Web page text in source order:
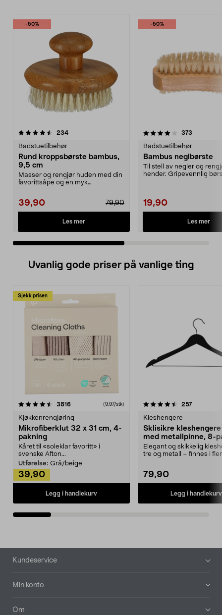
-50%
234anmeldelser
Badstuetilbehør
Rund kroppsbørste bambus,
9,5 cm
Masser og rengjør huden med din
favorittsåpe og en myk
39,90 79,90
Les mer
-50%
4.0 av 5 stjerner 373
Badstuetilbehør
Bambus neglbørste
Til stell av negler og
hender. Gripevennlig
19,90
Les mer
3.5 av 5 stjerner
Uvanlig gode priser på vanlige ting
Sjekk prisen
3816anmeldelser(9,97/stk)
Kjøkkenrengjøring
Mikrofiberklut 32 x 31 cm, 4-
pakning
Kåret til «soleklar favoritt» i
svenske Afton...
Utførelse: Grå/beige
39,90
Legg i handlekurv
4.5av 5 stjerner 257
Kleshengere
Sklisikre
med metallpinne, 8-
Elegant og skikkelig
tre og metall – finnes i
79,90
Legg i handlekurv
4.5av 5 stjerner
Bunntekst
Kundeservice
Min konto
Om